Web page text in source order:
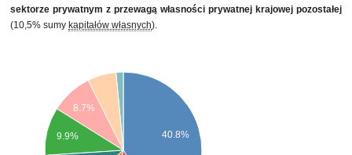
sektorze prywatnym z przewagą własności prywatnej krajowej pozostałej
(10,5% sumy kapitałów własnych).
40.8%
8.7%
9.9%